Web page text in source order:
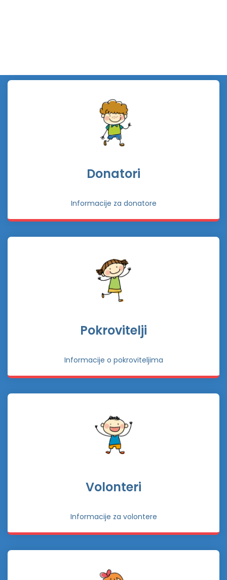
Donatori
Informacije za donatore
Pokrovitelji
Informacije o pokroviteljima
Volonteri
Informacije za volontere